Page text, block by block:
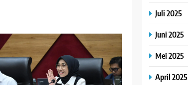
Juli 2025
Juni 2025
Mei 2025
April 2025